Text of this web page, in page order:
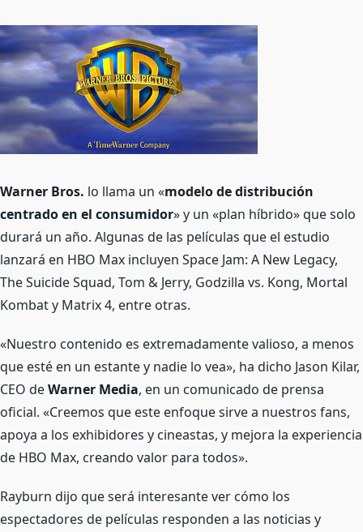
Warner Bros. lo llama un «modelo de distribución
centrado en el consumidor» y un «plan híbrido» que solo
durará un año. Algunas de las películas que el estudio
lanzará en HBO Max incluyen Space Jam: A New Legacy,
The Suicide Squad, Tom & Jerry, Godzilla vs. Kong, Mortal
Kombat y Matrix 4, entre otras.
«Nuestro contenido es extremadamente valioso, a menos
que esté en un estante y nadie lo vea», ha dicho Jason Kilar,
CEO deWarner Media, en un comunicado de prensa
oficial. «Creemos que este enfoque sirve a nuestros fans,
apoya a los exhibidores y cineastas, y mejora la experiencia
de HBO Max, creando valor para todos».
Rayburn dijo que será interesante ver cómo los
espectadores de películas responden a las noticias y